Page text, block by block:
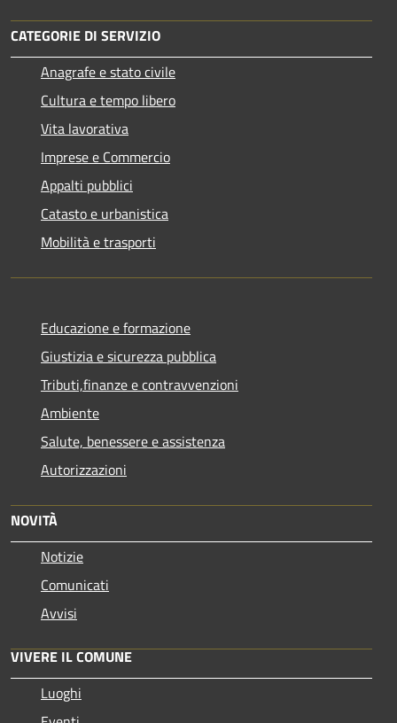
CATEGORIE DI SERVIZIO
Anagrafe e stato civile
Cultura e tempo libero
Vita lavorativa
Imprese e Commercio
Appalti pubblici
Catasto e urbanistica
Mobilità e trasporti
Educazione e formazione
Giustizia e sicurezza pubblica
Tributi,finanze e contravvenzioni
Ambiente
Salute, benessere e assistenza
Autorizzazioni
NOVITÀ
Notizie
Comunicati
Avvisi
VIVERE IL COMUNE
Luoghi